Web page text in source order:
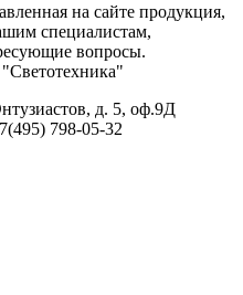
на сайте продукция,
специалистам,
вопросы.
д. 5, оф.9Д
798-05-32